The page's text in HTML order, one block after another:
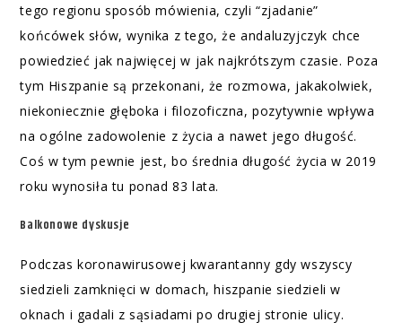
tego regionu sposób mówienia, czyli “zjadanie”
końcówek słów, wynika z tego, że andaluzyjczyk chce
powiedzieć jak najwięcej w jak najkrótszym czasie. Poza
tym Hiszpanie są przekonani, że rozmowa, jakakolwiek,
niekoniecznie głęboka i filozoficzna, pozytywnie wpływa
na ogólne zadowolenie z życia a nawet jego długość.
Coś w tym pewnie jest, bo średnia długość życia w 2019
roku wynosiła tu ponad 83 lata.
Balkonowe dyskusje
Podczas koronawirusowej kwarantanny gdy wszyscy
siedzieli zamknięci w domach, hiszpanie siedzieli w
oknach i gadali z sąsiadami po drugiej stronie ulicy.